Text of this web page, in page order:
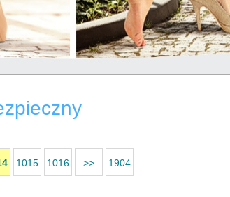
1015 1016 >> 1904